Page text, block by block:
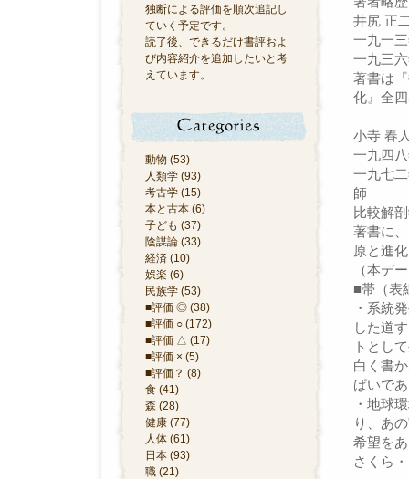
独断による評価を順次追記し
ていく予定です。
読了後、できるだけ書評およ
び内容紹介を追加したいと考
えています。
動物 (53)
人類学 (93)
考古学 (15)
本と古本 (6)
子ども (37)
陰謀論 (33)
経済 (10)
娯楽 (6)
民族学 (53)
■評価 ◎ (38)
■評価 ○ (172)
■評価 △ (17)
■評価 × (5)
■評価？ (8)
食 (41)
森 (28)
健康 (77)
人体 (61)
日本 (93)
職 (21)
井尻 正
一九一
一九三
著書は
化』全
小寺 春
一九四
一九七
師
比較解
著書に
原と進
（本デ
■帯（表
・系統
した道
トとし
白く書
ぱいで
・地球
り、あ
希望を
さくら